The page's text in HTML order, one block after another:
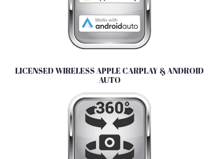
LICENSED WIRELESS APPLE CARPLAY & ANDROID
AUTO